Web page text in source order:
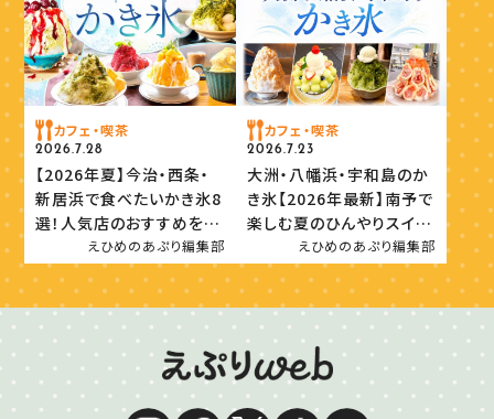
カフェ・喫茶
2026.7.28
【2026年夏】今治・西条・
新居浜で食べたいかき氷8
選！人気店のおすすめを紹
えひめのあぷり編集部
カフェ・喫茶
2026.7.23
大洲・八幡浜・宇和島のか
き氷【2026年最新】南予で
楽しむ夏のひんやりスイー
えひめのあぷり編集部